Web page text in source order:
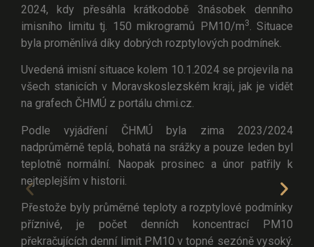
2024, kdy přesáhla krátkodobě 3násobek denního
imisního limitu tj. 150 mikrogramů PM10/m3. Situace
byla proměnlivá díky dobrých rozptylových podmínek.
Uvedená imisní situace kolem 10.1.2024 se projevila na
všech stanicích v Moravskoslezském kraji, jak je vidět
na grafech ČHMÚ z portálu chmi.cz.
Podle vyjádření ČHMÚ byla zima 2023/2024
nadprůměrně teplá, bohatá na srážky a pouze leden byl
teplotně normální. Naopak prosinec a únor patřily k
nejteplejším v historii.
Přestože byly průměrné teploty a rozptylové podmínky
příznivé, je počet denních koncentrací PM10
překračujících denní limit PM10 v topné sezóně vysoký.